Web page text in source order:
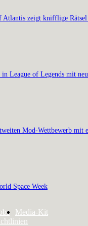
Atlantis zeigt knifflige Rätsel
League of Legends mit
Mod-Wettbewerb mit
Space Week
Media-Kit